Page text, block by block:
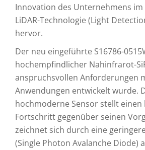
Innovation des Unternehmens
LiDAR-Technologie (Light
hervor.
Der neu eingeführte S16786-
hochempfindlicher Nahinfrarot-
anspruchsvollen Anforderungen
Anwendungen entwickelt wurde.
hochmoderne Sensor stellt
Fortschritt gegenüber seinen
zeichnet sich durch eine
(Single Photon Avalanche Diode)